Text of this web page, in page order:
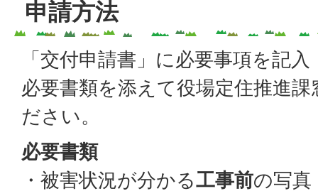
申請方法
「交付申請書」に必要事項を記
必要書類を添えて役場定住推進
ださい。
必要書類
・被害状況が分かる工事前の写真